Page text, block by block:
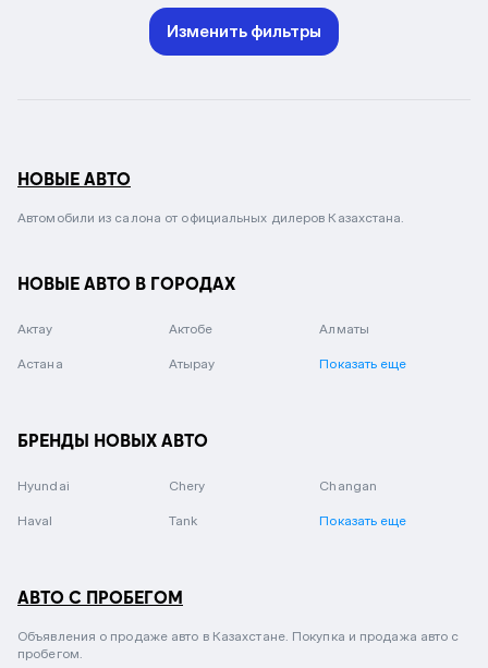
Изменить фильтры
НОВЫЕ АВТО
Автомобили из салона от официальных дилеров Казахстана.
НОВЫЕ АВТО В ГОРОДАХ
Актау Актобе Алматы
Астана Атырау Показать еще
БРЕНДЫ НОВЫХ АВТО
Hyundai Chery Changan
Haval Tank Показать еще
АВТО С ПРОБЕГОМ
Объявления о продаже авто в Казахстане. Покупка и продажа авто с
пробегом.